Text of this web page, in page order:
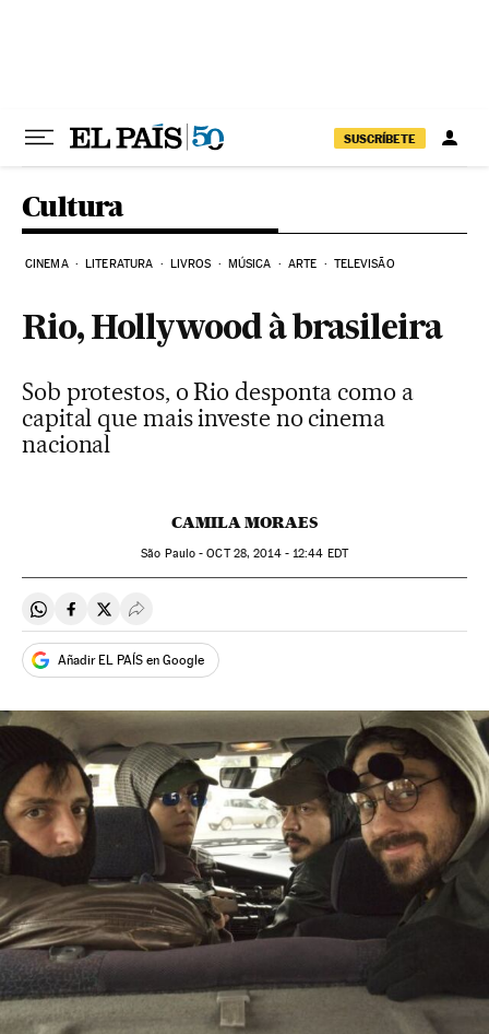
SUSCRÍBETE
Cultura
CINEMA LITERATURA LIVROS MÚSICA ARTE TELEVISÃO
Rio, Hollywood à brasileira
Sob protestos, o Rio desponta como a
capital que mais investe no cinema
nacional
CAMILA MORAES
São Paulo -OCT28, 2014 - 12:44 EDT
Compartir en Whatsapp
Compartir en Facebook
Compartir en Twitter
Desplegar Redes Sociales
Añadir EL PAÍS en Google